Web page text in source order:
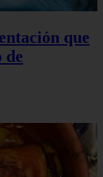
que
de